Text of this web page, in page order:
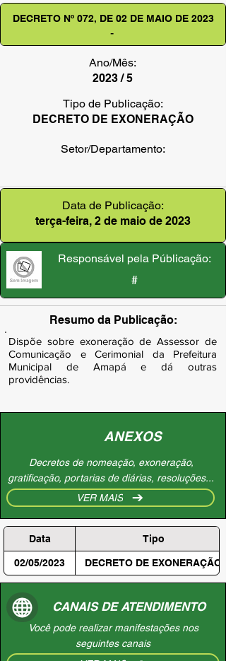
DECRETO Nº 072, DE 02 DE MAIO DE 2023
-
Ano/Mês:
2023 / 5
Tipo de Publicação:
DECRETO DE EXONERAÇÃO
Setor/Departamento:
Data de Publicação:
terça-feira, 2 de maio de 2023
Responsável pela Públicação:
#
Resumo da Publicação:
Dispõe sobre exoneração de Assessor de
Comunicação e Cerimonial da Prefeitura
Municipal de Amapá e dá outras
providências.
ANEXOS
Decretos de nomeação, exoneração,
gratificação, portarias de diárias, resoluções...
VER MAIS
Data Tipo
02/05/2023 DECRETO DE EXONERAÇÃO
CANAIS DE ATENDIMENTO
Você pode realizar manifestações nos
seguintes canais